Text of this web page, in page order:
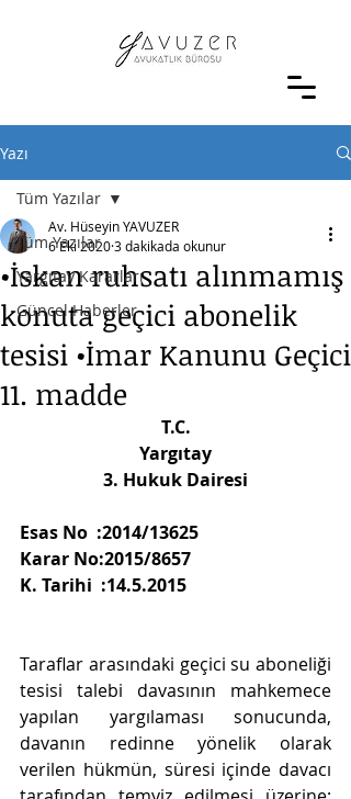
Yazı
Tüm Yazılar
Yargıtay Kararları
Güncel Haberler
Tüm Yazılar
•İskan ruhsatı alınmamış
konuta geçici abonelik
tesisi •İmar Kanunu Geçici
11. madde
Av. Hüseyin YAVUZER
6 Eki 20203 dakikada okunur
T.C.
Yargıtay
3. Hukuk Dairesi
Esas No  :2014/13625
Karar No:2015/8657
K. Tarihi  :14.5.2015
Taraflar arasındaki geçici su aboneliği
tesisi talebi davasının mahkemece
yapılan yargılaması sonucunda,
davanın redinne yönelik olarak
verilen hükmün, süresi içinde davacı